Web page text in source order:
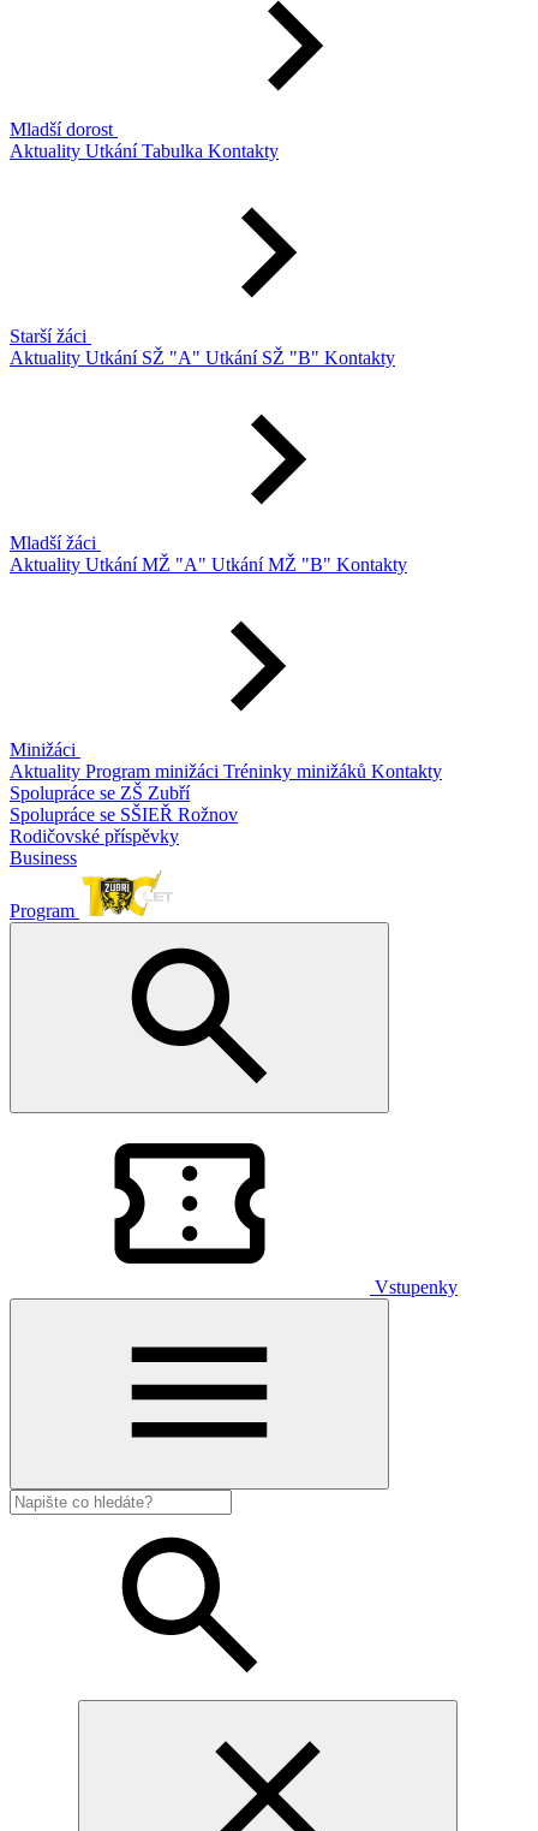
Mladší dorost
Aktuality UtkáníTabulka Kontakty
Starší žáci
Aktuality Utkání SŽ "A" Utkání SŽ "B" Kontakty
Mladší žáci
Aktuality Utkání MŽ "A" Utkání MŽ "B" Kontakty
Minižáci
Aktuality Program minižáci Tréninky minižáků Kontakty
Spolupráce se ZŠ Zubří
Spolupráce se SŠIEŘ Rožnov
Rodičovské příspěvky
Business
Program
Vstupenky